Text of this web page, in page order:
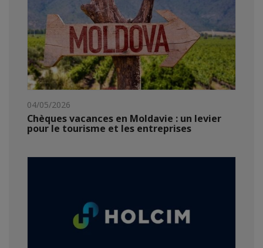
04/05/2026
Chèques vacances en Moldavie : un levier
pour le tourisme et les entreprises